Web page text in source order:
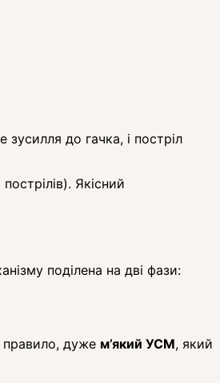
до гачка, і постріл
Якісний
поділена на дві фази:
правило, дуже м’який УСМ, який